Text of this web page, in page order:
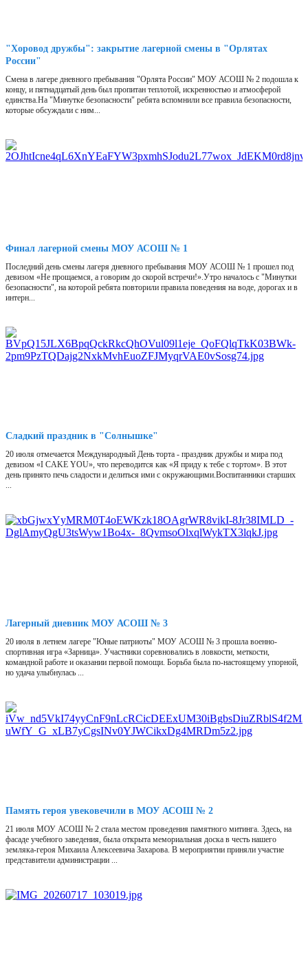
"Хоровод дружбы": закрытие лагерной смены в "Орлятах
России"
Смена в лагере дневного пребывания "Орлята России" МОУ АСОШ № 2 подошла к
концу, и пятнадцатый день был пропитан теплотой, искренностью и атмосферой
единства.На "Минутке безопасности" ребята вспомнили все правила безопасности,
которые обсуждали с ним...
Финал лагерной смены МОУ АСОШ № 1
Последний день смены лагеря дневного пребывания МОУ АСОШ № 1 прошел под
девизом «Не прощаемся, а говорим до скорой встречи!».Утро началось с "Минутки
безопасности", на которой ребята повторили правила поведения на воде, дорогах и в
интерн...
Сладкий праздник в "Солнышке"
20 июля отмечается Международный День торта - праздник дружбы и мира под
девизом «I CAKE YOU», что переводится как «Я приду к тебе с тортом». В этот
день принято печь сладости и делиться ими с окружающими.Воспитанники старших
...
Лагерный дневник МОУ АСОШ № 3
20 июля в летнем лагере "Юные патриоты" МОУ АСОШ № 3 прошла военно-
спортивная игра «Зарница». Участники соревновались в ловкости, меткости,
командной работе и оказании первой помощи. Борьба была по-настоящему упорной,
но удача улыбнулась ...
Память героя увековечили в МОУ АСОШ № 2
21 июля МОУ АСОШ № 2 стала местом проведения памятного митинга. Здесь, на
фасаде учебного заведения, была открыта мемориальная доска в честь нашего
земляка-героя Михаила Алексеевича Захарова. В мероприятии приняли участие
представители администрации ...